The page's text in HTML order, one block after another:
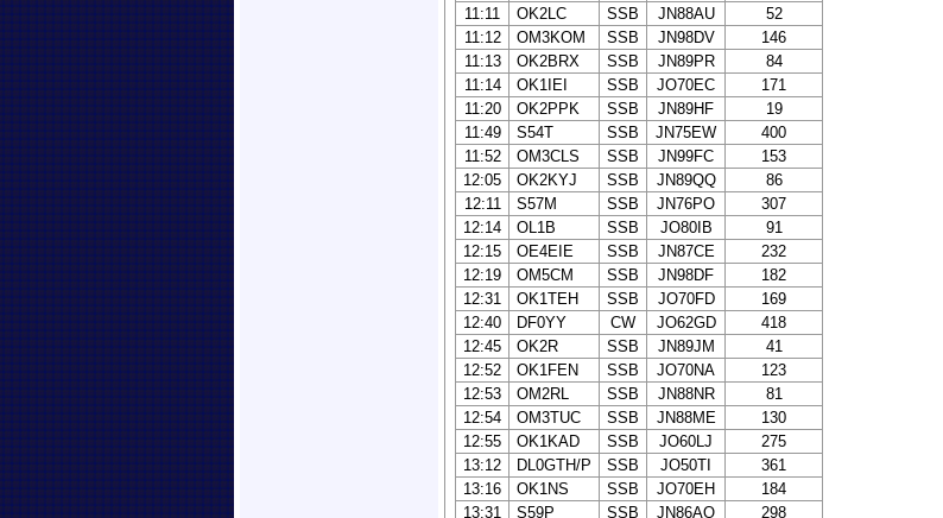
11:11
OK2LC SSB JN88AU
52
11:12
OM3KOM SSB JN98DV
146
11:13
OK2BRX SSB JN89PR
84
11:14
OK1IEI SSB JO70EC
171
11:20
OK2PPK SSB JN89HF
19
11:49
S54T SSB JN75EW
400
11:52
OM3CLS SSB JN99FC
153
12:05
OK2KYJ SSB JN89QQ
86
12:11
S57M SSB JN76PO
307
12:14
OL1B SSB JO80IB
91
12:15
OE4EIE SSB JN87CE
232
12:19
OM5CM SSB JN98DF
182
12:31
OK1TEH SSB JO70FD
169
12:40
DF0YY CW JO62GD
418
12:45
OK2R SSB JN89JM
41
12:52
OK1FEN SSB JO70NA
123
12:53
OM2RL SSB JN88NR
81
12:54
OM3TUC SSB JN88ME
130
12:55
OK1KAD SSB JO60LJ
275
13:12
DL0GTH/P SSB JO50TI
361
13:16
OK1NS SSB JO70EH
184
13:31
S59P SSB JN86AO 298